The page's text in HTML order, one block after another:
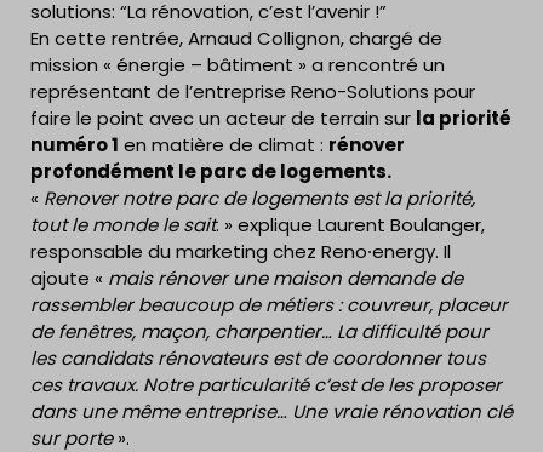
solutions: “La rénovation, c’est l’avenir !”
En cette rentrée, Arnaud Collignon, chargé de
mission « énergie – bâtiment » a rencontré un
représentant de l’entreprise Reno-Solutions pour
faire le point avec un acteur de terrain sur la priorité
numéro 1 en matière de climat : rénover
profondément le parc de logements.
« Renover notre parc de logements est la priorité,
tout le monde le sait. » explique Laurent Boulanger,
responsable du marketing chez Reno⸱energy. Il
ajoute « mais rénover une maison demande de
rassembler beaucoup de métiers : couvreur, placeur
de fenêtres, maçon, charpentier… La difficulté pour
les candidats rénovateurs est de coordonner tous
ces travaux. Notre particularité c’est de les proposer
dans une même entreprise… Une vraie rénovation clé
sur porte».